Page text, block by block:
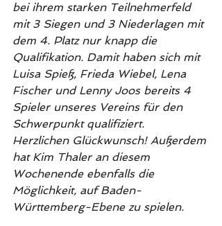
bei ihrem starken Teilnehmerfeld
mit 3 Siegen und 3 Niederlagen mit
dem 4. Platz nur knapp die
Qualifikation. Damit haben sich mit
Luisa Spieß, Frieda Wiebel, Lena
Fischer und Lenny Joos bereits 4
Spieler unseres Vereins für den
Schwerpunkt qualifiziert.
Herzlichen Glückwunsch! Außerdem
hat Kim Thaler an diesem
Wochenende ebenfalls die
Möglichkeit, auf Baden-
Württemberg-Ebene zu spielen.